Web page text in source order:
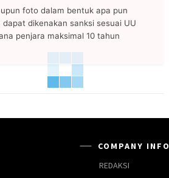
foto dalam bentuk apa pun
dikenakan sanksi sesuai UU
penjara maksimal 10 tahun
COMPANY INFO
REDAKSI